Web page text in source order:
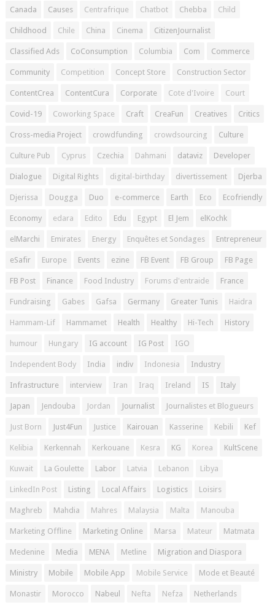
Canada Causes Centrafrique Chatbot Chebba Child
Childhood Chile China Cinema CitizenJournalist
Classified Ads CoConsumption Columbia Com Commerce
Community Competition Concept Store Construction Sector
ContentCrea ContentCura Corporate Cote d'Ivoire Court
Covid-19 Coworking Space Craft CreaFun Creatives Critics
Cross-media Project crowdfunding crowdsourcing Culture
Culture Pub Cyprus Czechia Dahmani dataviz Developer
Dialogue Digital Rights digital-birthday divertissement Djerba
Djerissa Dougga Duo e-commerce Earth Eco Ecofriendly
Economy edara Edito Edu Egypt El Jem elKochk
elMarchi Emirates Energy Enquêtes et Sondages Entrepreneur
eSafir Europe Events ezine FB Event FB Group FB Page
FB Post Finance Food Industry Forums d'entraide France
Fundraising Gabes Gafsa Germany Greater Tunis Haidra
Hammam-Lif Hammamet Health Healthy Hi-Tech History
humour Hungary IG account IG Post IGO
Independent Body India indiv Indonesia Industry
Infrastructure interview Iran Iraq Ireland IS Italy
Japan Jendouba Jordan Journalist Journalistes et Blogueurs
Just Born Just4Fun Justice Kairouan Kasserine Kebili Kef
Kelibia Kerkennah Kerkouane Kesra KG Korea KultScene
Kuwait La Goulette Labor Latvia Lebanon Libya
LinkedIn Post Listing Local Affairs Logistics Loisirs
Maghreb Mahdia Mahres Malaysia Malta Manouba
Marketing Offline Marketing Online Marsa Mateur Matmata
Medenine Media MENA Metline Migration and Diaspora
Ministry Mobile Mobile App Mobile Service Mode et Beauté
Monastir Morocco Nabeul Nefta Nefza Netherlands